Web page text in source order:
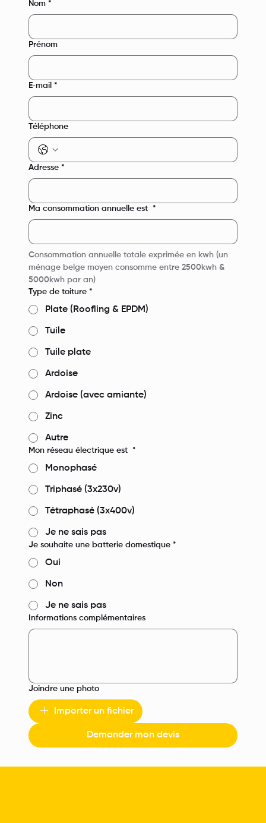
Nom *
Prénom
E‑mail *
Téléphone
Adresse *
Ma consommation annuelle est *
Consommation annuelle totale exprimée en kwh (un
ménage belge moyen consomme entre 2500kwh &
5000kwh par an)
Type de toiture *
Plate (Roofling & EPDM)
Tuile
Tuile plate
Ardoise
Ardoise (avec amiante)
Zinc
Autre
Mon réseau électrique est *
Monophasé
Triphasé (3x230v)
Tétraphasé (3x400v)
Je ne sais pas
Je souhaite une batterie domestique *
Oui
Non
Je ne sais pas
Informations complémentaires
Joindre une photo
Importer un fichier
Demander mon devis